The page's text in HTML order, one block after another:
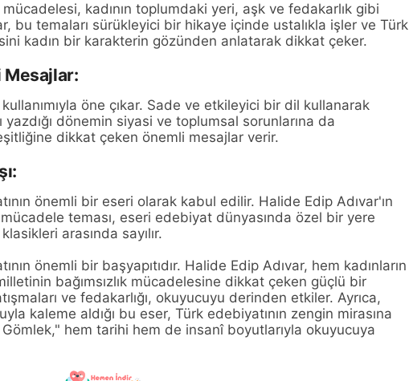
kadının toplumdaki yeri, aşk ve fedakarlık gibi
bu temaları sürükleyici bir hikaye içinde ustalıkla işler ve Türk
kadın bir karakterin gözünden anlatarak dikkat çeker.
Mesajlar:
öne çıkar. Sade ve etkileyici bir dil kullanarak
dönemin siyasi ve toplumsal sorunlarına da
dikkat çeken önemli mesajlar verir.
önemli bir eseri olarak kabul edilir. Halide Edip Adıvar'ın
teması, eseri edebiyat dünyasında özel bir yere
arasında sayılır.
önemli bir başyapıtıdır. Halide Edip Adıvar, hem kadınların
bağımsızlık mücadelesine dikkat çeken güçlü bir
ve fedakarlığı, okuyucuyu derinden etkiler. Ayrıca,
kaleme aldığı bu eser, Türk edebiyatının zengin mirasına
hem tarihi hem de insanî boyutlarıyla okuyucuya